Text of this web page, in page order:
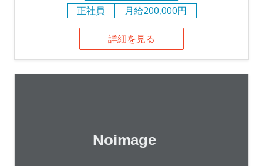
正社員
月給200,000円
詳細を見る